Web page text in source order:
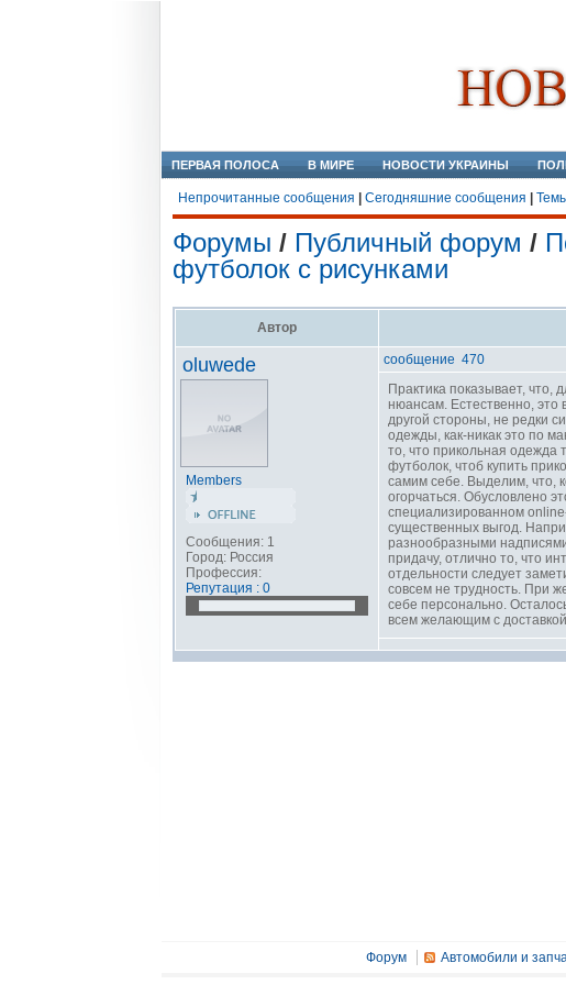
ПЕРВАЯ ПОЛОСА В МИРЕ НОВОСТИ УКРАИНЫ
Непрочитанные сообщения Сегодняшние сообщения
Форумы / Публичный форум /
футболок с рисунками
Автор
oluwede
Members
Сообщения: 1
Город: Россия
Профессия:
Репутация : 0
сообщение 470
Практика показывает, что,
нюансам. Естественно, это
другой стороны, не редки
одежды, как-никак это по
то, что прикольная одежда
футболок, чтоб купить
самим себе. Выделим, что,
огорчаться. Обусловлено
специализированном
существенных выгод.
разнообразными
придачу, отлично то, что
отдельности следует
совсем не трудность. При
себе персонально.
всем желающим с
Форум Автомобили и